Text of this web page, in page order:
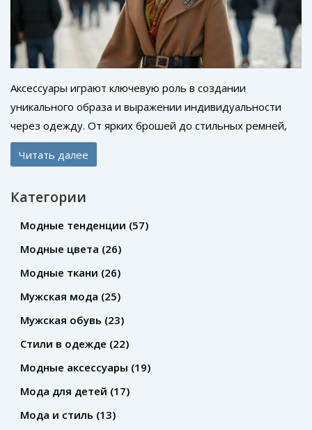
Аксессуары играют ключевую роль в создании
уникального образа и выражении индивидуальности
через одежду. От ярких брошей до стильных ремней,
каждый элемент вносит свою лепту в общий стиль. В
наше время разнообразие модных аксессуаров
правильно. Эта статья поможет разобраться в мире
аксессуаров и научит, как сделать их частью своего
фактов, которые помогут освежить ваши модные
знания.
Читать далее
Категории
Модные тенденции (57)
Модные цвета (26)
Модные ткани (26)
Мужская мода (25)
Мужская обувь (23)
Стили в одежде (22)
Модные аксессуары (19)
Мода для детей (17)
Мода и стиль (13)